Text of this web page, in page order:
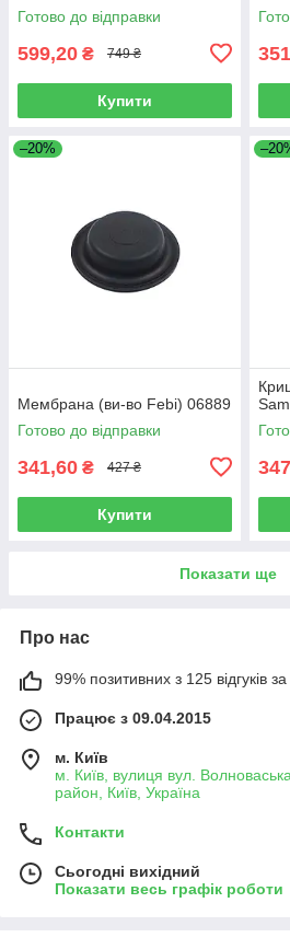
Готово до відправки
599,20 ₴ 749 ₴
Купити
–20%
Мембрана (ви-во Febi) 06889
Готово до відправки
341,60 ₴ 427 ₴
Купити
Показати ще
Про нас
99% позитивних з 125 відгуків за
Працює з 09.04.2015
м. Київ
м. Київ, вулиця вул.
район, Київ, Україна
Контакти
Сьогодні вихідний
Показати весь графік роботи